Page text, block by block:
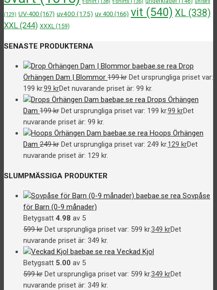
(129) UV-400 (167) uv400 (175) uv 400 (166) vit (540) XL (338)
XXL (244) XXXL (159)
SENASTE PRODUKTERNA
Drop
Örhängen Dam | Blommor 199kr Det ursprungliga priset var:
199 kr.99 krDet nuvarande priset är: 99 kr.
Drops Örhängen
Dam 199kr Det ursprungliga priset var: 199 kr.99 krDet
nuvarande priset är: 99 kr.
Hoops Örhängen
Dam 249kr Det ursprungliga priset var: 249 kr.129 krDet
nuvarande priset är: 129 kr.
SLUMPMÄSSIGA PRODUKTER
Sovpåse
för Barn (0-9 månader)
Betygsatt 4.98 av 5
599kr Det ursprungliga priset var: 599 kr.349 krDet
nuvarande priset är: 349 kr.
Veckad Kjol
Betygsatt 5.00 av 5
599kr Det ursprungliga priset var: 599 kr.349 krDet
nuvarande priset är: 349 kr.